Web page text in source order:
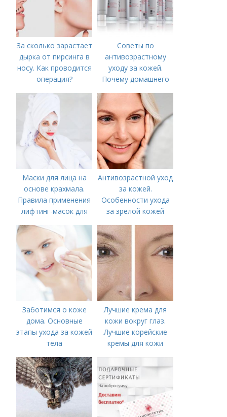
За сколько зарастает
дырка от пирсинга в
носу. Как проводится
операция?
Советы по
антивозрастному
уходу за кожей.
Почему домашнего
Маски для лица на
основе крахмала.
Правила применения
лифтинг-масок для
Антивозрастной уход
за кожей.
Особенности ухода
за зрелой кожей
Заботимся о коже
дома. Основные
этапы ухода за кожей
тела
Лучшие крема для
кожи вокруг глаз.
Лучшие корейские
кремы для кожи
году